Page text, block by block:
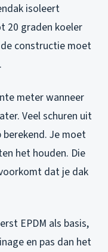
isoleert
20 graden koeler
constructie moet
meter wanneer
Veel schuren uit
berekend. Je moet
het houden. Die
dat je dak
EPDM als basis,
en pas dan het